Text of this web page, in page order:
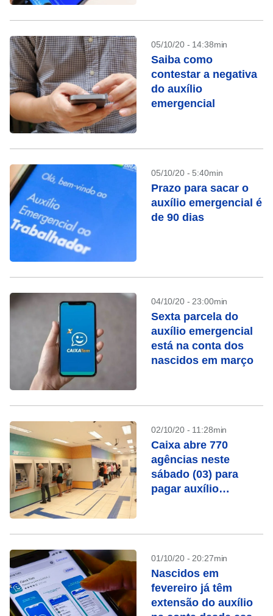
05/10/20 - 14:38min
Saiba como
contestar a negativa
do auxílio
emergencial
05/10/20 - 5:40min
Prazo para sacar o
auxílio emergencial é
de 90 dias
04/10/20 - 23:00min
Sexta parcela do
auxílio emergencial
está na conta dos
nascidos em março
02/10/20 - 11:28min
Caixa abre 770
agências neste
sábado (03) para
pagar auxílio
01/10/20 - 20:27min
Nascidos em
fevereiro já têm
extensão do auxílio